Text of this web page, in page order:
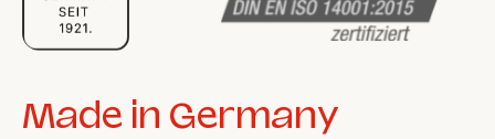
Made in Germany